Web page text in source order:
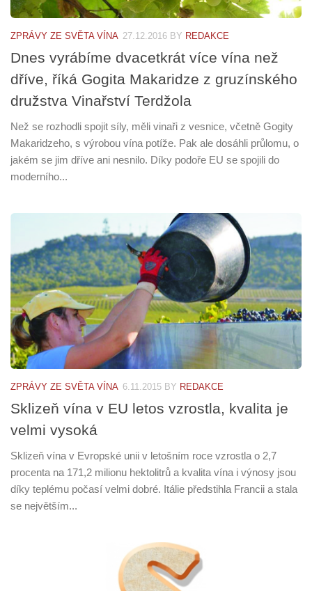
ZPRÁVY ZE SVĚTA VÍNA 27.12.2016 BY REDAKCE
Dnes vyrábíme dvacetkrát více vína než
dříve, říká Gogita Makaridze z gruzínského
družstva Vinařství Terdžola
Než se rozhodli spojit síly, měli vinaři z vesnice, včetně Gogity
Makaridzeho, s výrobou vína potíže. Pak ale dosáhli průlomu, o
jakém se jim dříve ani nesnilo. Díky podoře EU se spojili do
moderního...
ZPRÁVY ZE SVĚTA VÍNA 6.11.2015 BY REDAKCE
Sklizeň vína v EU letos vzrostla, kvalita je
velmi vysoká
Sklizeň vína v Evropské unii v letošním roce vzrostla o 2,7
procenta na 171,2 milionu hektolitrů a kvalita vína i výnosy jsou
díky teplému počasí velmi dobré. Itálie předstihla Francii a stala
se největším...